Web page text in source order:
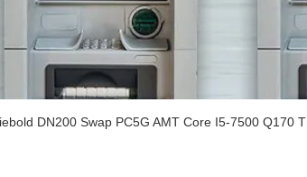
DN200 Swap PC5G AMT Core I5-7500 Q170